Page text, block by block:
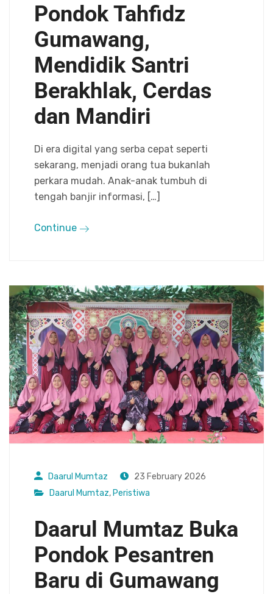
Pondok Tahfidz
Gumawang,
Mendidik Santri
Berakhlak, Cerdas
dan Mandiri
Di era digital yang serba cepat seperti
sekarang, menjadi orang tua bukanlah
perkara mudah. Anak-anak tumbuh di
tengah banjir informasi, […]
Continue
Daarul Mumtaz
23 February 2026
Daarul Mumtaz, Peristiwa
Daarul Mumtaz Buka
Pondok Pesantren
Baru di Gumawang